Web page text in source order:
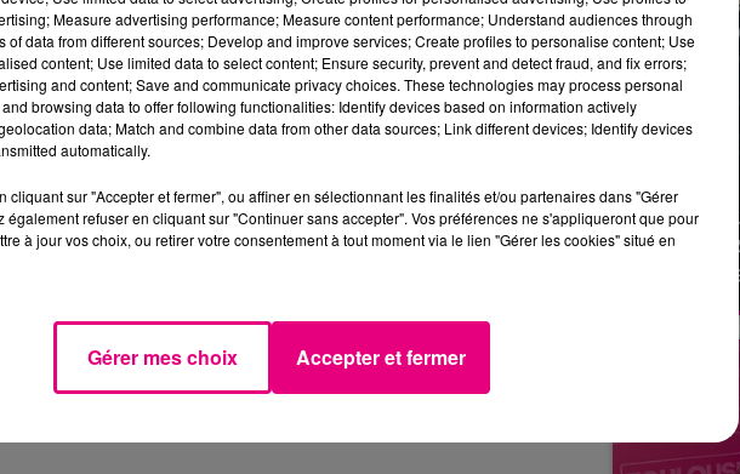
circulation
février, le
Foix à Ax-
(Ariège) ne
avant plusieurs
Réseau...
POUR...
Vous êtes en recherche
d’emploi ou en reconversion
? Vous connaissez peut-
être déjà Le Village des
prochaine édition se
déroulera les 8 et...
ET
CADEAUX
7 mars 2025
LES FEMMES
SCIENTIFIQUES
Soucieux de faire émerger
des futurs plus désirables, le
Quai des Savoirs se mobilise
scientifiques.
21 juillet 2026
Affaire
appel
Measure advertising performance; Measure content performance; Understand audiences through
of data from different sources; Develop and improve services; Create profiles to personalise content; Use
content; Use limited data to select content; Ensure security, prevent and detect fraud, and fix errors;
and content; Save and communicate privacy choices. These technologies may process personal
browsing data to offer following functionalities: Identify devices based on information actively
data; Match and combine data from other data sources; Link different devices; Identify devices
automatically.
cliquant sur "Accepter et fermer", ou affiner en sélectionnant les finalités et/ou partenaires dans "Gérer
également refuser en cliquant sur "Continuer sans accepter". Vos préférences ne s'appliqueront que pour
à jour vos choix, ou retirer votre consentement à tout moment via le lien "Gérer les cookies" situé en
Gérer mes choix Accepter et fermer